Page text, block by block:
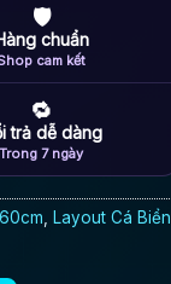
🛡
chuẩn
cam kết
🔁
trả dễ dàng
Trong 7 ngày
Layout Cá Biển